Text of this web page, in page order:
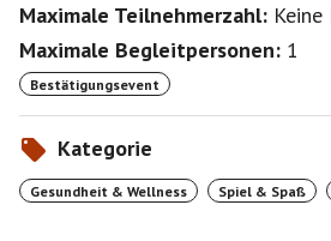
Maximale Teilnehmerzahl: Keine
Maximale Begleitpersonen: 1
Bestätigungsevent
Kategorie
Gesundheit & Wellness Spiel & Spaß